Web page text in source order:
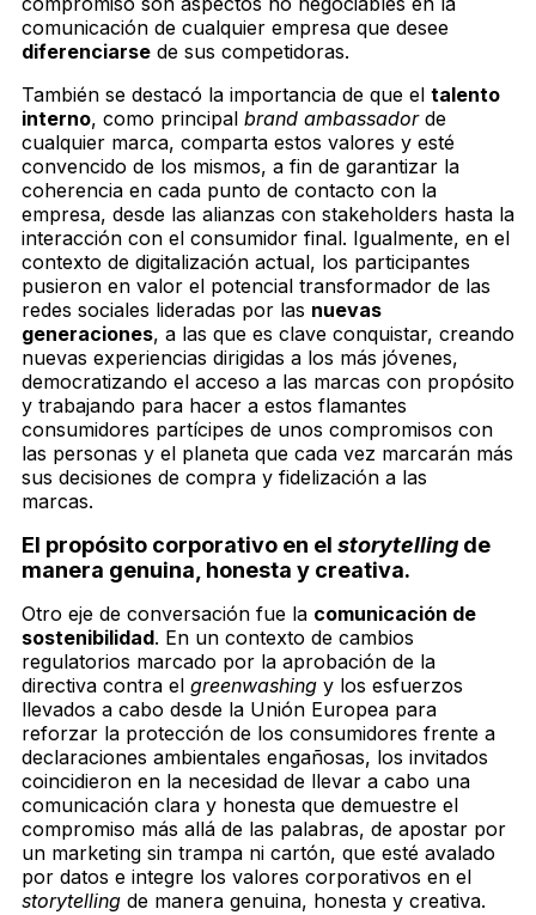
comunicación de cualquier empresa que desee
diferenciarse de sus competidoras.
También se destacó la importancia de que el talento
interno, como principal brand ambassadorde
cualquier marca, comparta estos valores y esté
convencido de los mismos, a fin de garantizar la
coherencia en cada punto de contacto con la
empresa, desde las alianzas con stakeholders hasta la
interacción con el consumidor final. Igualmente, en el
contexto de digitalización actual, los participantes
pusieron en valor el potencial transformador de las
redes sociales lideradas por las nuevas
generaciones, a las que es clave conquistar, creando
nuevas experiencias dirigidas a los más jóvenes,
democratizando el acceso a las marcas con propósito
y trabajando para hacer a estos flamantes
consumidores partícipes de unos compromisos con
las personas y el planeta que cada vez marcarán más
sus decisiones de compra y fidelización a las
marcas.
El propósito corporativo en el storytelling de
manera genuina, honesta y creativa.
Otro eje de conversación fue la comunicación de
sostenibilidad. En un contexto de cambios
regulatorios marcado por la aprobación de la
directiva contra el greenwashing y los esfuerzos
llevados a cabo desde la Unión Europea para
reforzar la protección de los consumidores frente a
declaraciones ambientales engañosas, los invitados
coincidieron en la necesidad de llevar a cabo una
comunicación clara y honesta que demuestre el
compromiso más allá de las palabras, de apostar por
un marketing sin trampa ni cartón, que esté avalado
por datos e integre los valores corporativos en el
storytelling de manera genuina, honesta y creativa.